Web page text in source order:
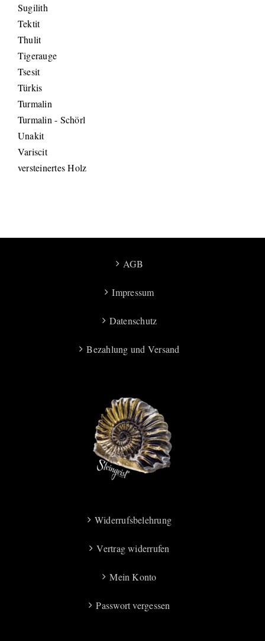
Sugilith
Tektit
Thulit
Tigerauge
Tsesit
Türkis
Turmalin
Turmalin - Schörl
Unakit
Variscit
versteinertes Holz
AGB
Impressum
Datenschutz
Bezahlung und Versand
Widerrufsbelehrung
Vertrag widerrufen
Mein Konto
Passwort vergessen